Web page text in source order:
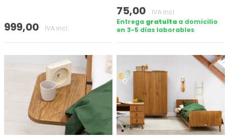
999,00 IVA incl.
75,00
IVA incl.
Entrega gratuitaa domicilio
en 3-5 días laborables